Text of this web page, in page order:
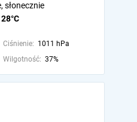
28°C
słonecznie
Ciśnienie: 1011 hPa
Wilgotność: 37%